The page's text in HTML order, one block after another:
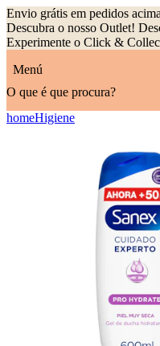
Envio grátis em pedidos
Descubra o nosso Outlet!
Experimente o Click &
Menú
O que é que procura?
homeHigiene